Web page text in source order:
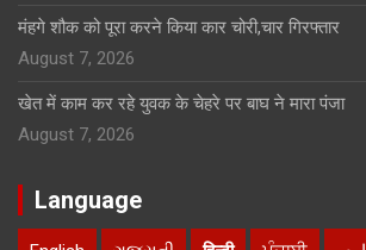
मंहगे शौक को पूरा करने किया कार चोरी,चार गिरफ्तार
August 7, 2026
खेत में काम कर रहे युवक के चेहरे पर बाघ ने मारा पंजा
August 7, 2026
Language